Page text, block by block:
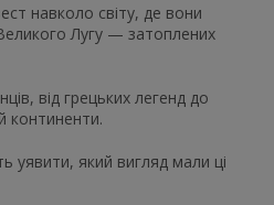
навколо світу, де вони
Великого Лугу — затоплених
від грецьких легенд до
континенти.
уявити, який вигляд мали ці